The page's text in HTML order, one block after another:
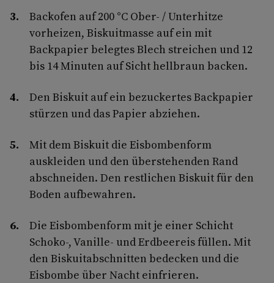
Backofen auf 200 °C Ober- / Unterhitze
vorheizen, Biskuitmasse auf ein mit
Backpapier belegtes Blech streichen und 12
bis 14 Minuten auf Sicht hellbraun backen.
Den Biskuit auf ein bezuckertes Backpapier
stürzen und das Papier abziehen.
Mit dem Biskuit die Eisbombenform
auskleiden und den überstehenden Rand
abschneiden. Den restlichen Biskuit für den
Boden aufbewahren.
Die Eisbombenform mit je einer Schicht
Schoko-, Vanille- und Erdbeereis füllen. Mit
den Biskuitabschnitten bedecken und die
Eisbombe über Nacht einfrieren.